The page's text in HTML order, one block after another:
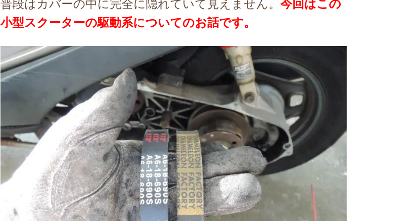
普段はカバーの中に完全に隠れていて見えません。 今回はこの
小型スクーターの駆動系についてのお話です。